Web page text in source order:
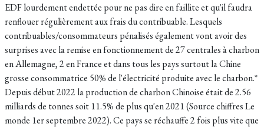
EDF lourdement endettée pour ne pas dire en faillite et qu'il faudra
renflouer régulièrement aux frais du contribuable. Lesquels
contribuables/consommateurs pénalisés également vont avoir des
surprises avec la remise en fonctionnement de 27 centrales à charbon
en Allemagne, 2 en France et dans tous les pays surtout la Chine
grosse consommatrice 50% de l'électricité produite avec le charbon.*
Depuis début 2022 la production de charbon Chinoise était de 2.56
milliards de tonnes soit 11.5% de plus qu'en 2021 (Source chiffres Le
monde 1er septembre 2022). Ce pays se réchauffe 2 fois plus vite que